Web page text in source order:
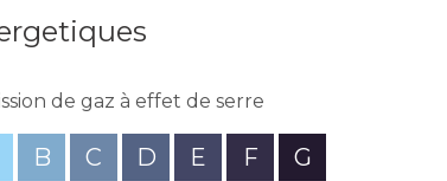
de gaz à effet de serre
B C D E F G